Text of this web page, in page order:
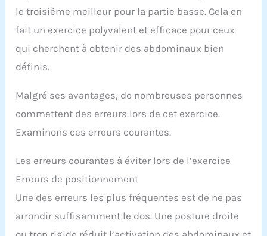
le troisième meilleur pour la partie basse. Cela en
fait un exercice polyvalent et efficace pour ceux
qui cherchent à obtenir des abdominaux bien
définis.
Malgré ses avantages, de nombreuses personnes
commettent des erreurs lors de cet exercice.
Examinons ces erreurs courantes.
Les erreurs courantes à éviter lors de l’exercice
Erreurs de positionnement
Une des erreurs les plus fréquentes est de ne pas
arrondir suffisamment le dos. Une posture droite